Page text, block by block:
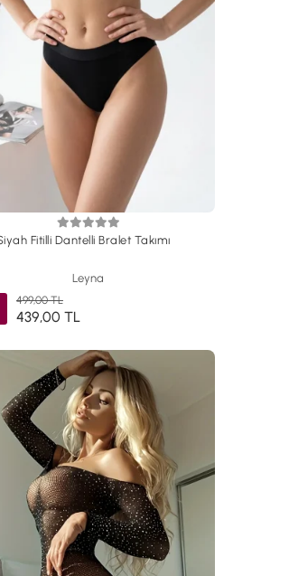
Fitilli Dantelli Bralet Takımı
Leyna
499,00 TL
439,00 TL